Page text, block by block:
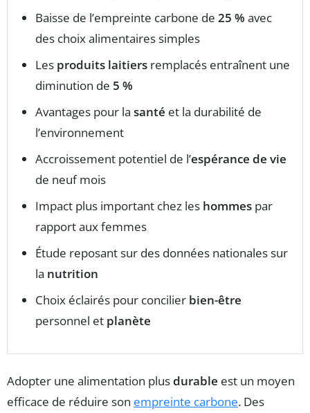
Baisse de l’empreinte carbone de 25 % avec
des choix alimentaires simples
Les produits laitiers remplacés entraînent une
diminution de 5 %
Avantages pour la santé et la durabilité de
l’environnement
Accroissement potentiel de l’espérance de vie
de neuf mois
Impact plus important chez les hommes par
rapport aux femmes
Étude reposant sur des données nationales sur
la nutrition
Choix éclairés pour concilier bien-être
personnel et planète
Adopter une alimentation plusdurable est un moyen
efficace de réduire son empreinte carbone. Des